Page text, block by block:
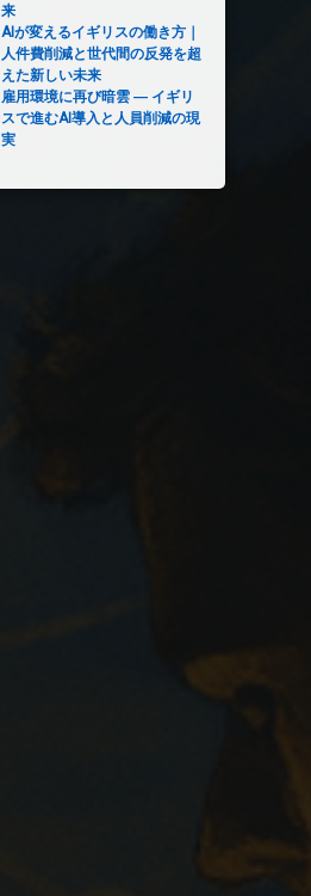
来
AIが変えるイギリスの働き方｜
人件費削減と世代間の反発を超
えた新しい未来
雇用環境に再び暗雲 ― イギリ
スで進むAI導入と人員削減の現
実